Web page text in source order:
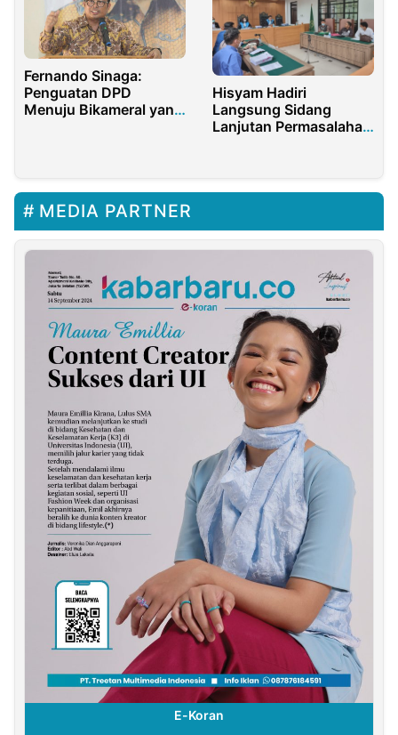
Fernando Sinaga:
Penguatan DPD
Menuju Bikameral yang
Hisyam Hadiri
Langsung Sidang
Lanjutan Permasalahan
MEDIA PARTNER
E-Koran